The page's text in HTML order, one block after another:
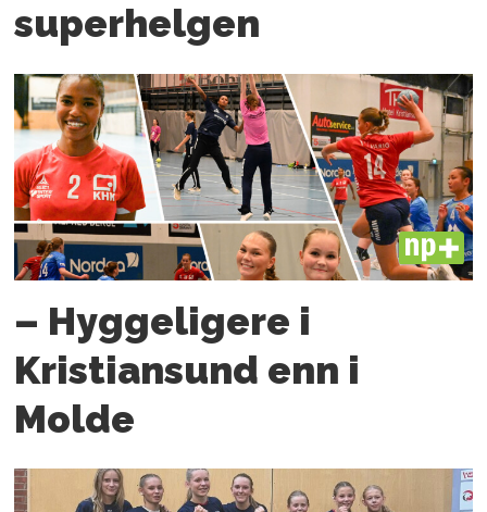
superhelgen
PLUS
– Hyggeligere i
Kristiansund enn i
Molde